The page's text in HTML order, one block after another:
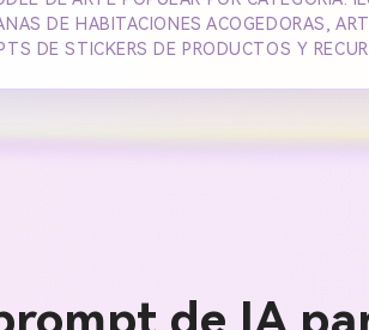
DE HABITACIONES ACOGEDORAS,
DE STICKERS DE PRODUCTOS Y